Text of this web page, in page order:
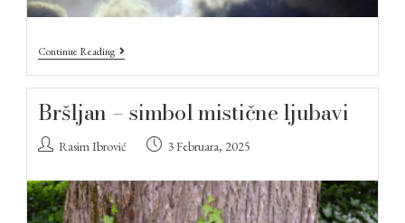
Continue Reading
Bršljan – simbol mistične ljubavi
Rasim Ibrović 3 Februara, 2025